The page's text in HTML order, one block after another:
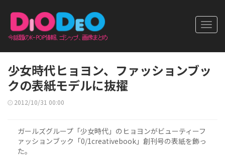
少女時代ヒョヨン、ファッションブッ
クの表紙モデルに抜擢
2012/10/31 00:00
ガールズグループ「少女時代」のヒョヨンがビューティーフ
ァッションブック「0/1creativebook」創刊号の表紙を飾っ
た。